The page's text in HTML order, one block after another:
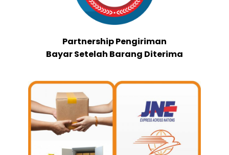
Partnership Pengiriman
Bayar Setelah Barang Diterima